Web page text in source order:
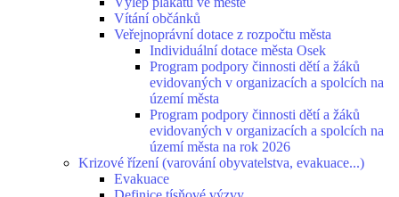
Vítání občánků
Veřejnoprávní dotace z rozpočtu města
Individuální dotace města Osek
Program podpory činnosti dětí a žáků
evidovaných v organizacích a spolcích na
území města
Program podpory činnosti dětí a žáků
evidovaných v organizacích a spolcích na
území města na rok 2026
Krizové řízení (varování obyvatelstva, evakuace...)
Evakuace